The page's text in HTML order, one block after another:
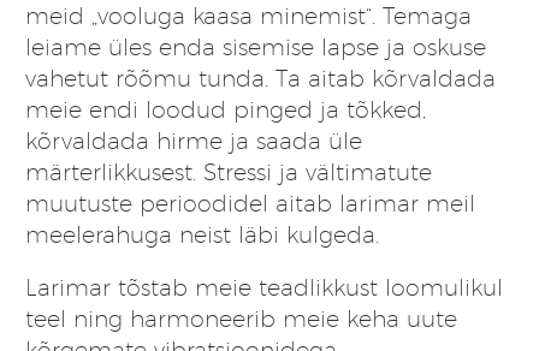
meid „vooluga kaasa minemist“. Temaga
leiame üles enda sisemise lapse ja oskuse
vahetut rõõmu tunda. Ta aitab kõrvaldada
meie endi loodud pinged ja tõkked,
kõrvaldada hirme ja saada üle
märterlikkusest. Stressi ja vältimatute
muutuste perioodidel aitab larimar meil
meelerahuga neist läbi kulgeda.
Larimar tõstab meie teadlikkust loomulikul
teel ning harmoneerib meie keha uute